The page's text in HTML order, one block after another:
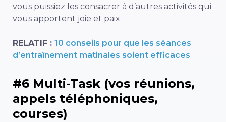
vous puissiez les consacrer à d’autres activités qui
vous apportent joie et paix.
RELATIF : 10 conseils pour que les séances
d’entraînement matinales soient efficaces
#6 Multi-Task (vos réunions,
appels téléphoniques,
courses)